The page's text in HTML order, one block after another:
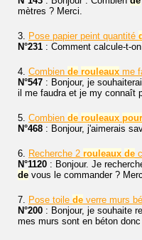
mètres ? Merci.
3. Pose papier peint quantité
N°231 : Comment calcule-t-
4. Combien de rouleaux me
N°547 : Bonjour, je
il me faudra et je my connaît
5. Combien de rouleaux pour
N°468 : Bonjour, j'aimerais
6. Recherche 2 rouleaux de
N°1120 : Bonjour. Je
de vous le commander ?
7. Pose toile de verre murs
N°200 : Bonjour, je souhaite
mes murs sont en béton